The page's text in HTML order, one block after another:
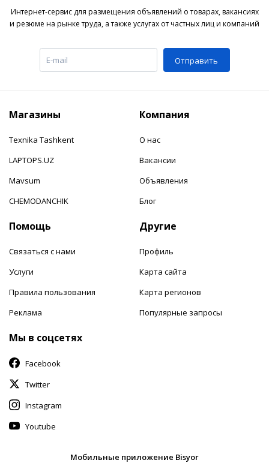
Интернет-сервис для размещения объявлений о товарах, вакансиях
и резюме на рынке труда, а также услугах от частных лиц и компаний
Отправить
Магазины
Texnika Tashkent
LAPTOPS.UZ
Mavsum
CHEMODANCHIK
Компания
О нас
Вакансии
Объявления
Блог
Помощь
Связаться с нами
Услуги
Правила пользования
Реклама
Другие
Профиль
Карта сайта
Карта регионов
Популярные запросы
Мы в соцсетях
Facebook
Twitter
Instagram
Youtube
Мобильные приложение Bisyor